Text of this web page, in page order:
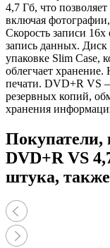
4,7 Гб, что
включая
Скорость записи
запись данных. Диск
упаковке Slim Case,
облегчает хранение.
печати. DVD+R VS
резервных копий,
хранения
Покупатели,
DVD+R VS
штука,